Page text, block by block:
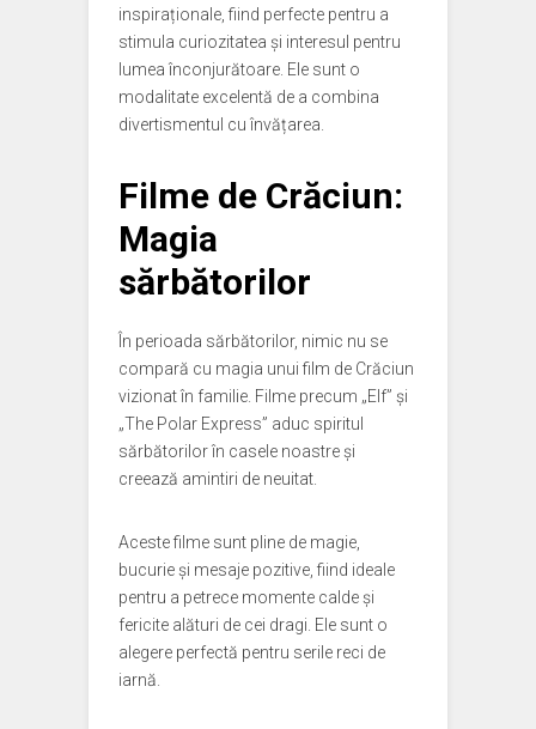
inspiraționale, fiind perfecte pentru a
stimula curiozitatea și interesul pentru
lumea înconjurătoare. Ele sunt o
modalitate excelentă de a combina
divertismentul cu învățarea.
Filme de Crăciun:
Magia
sărbătorilor
În perioada sărbătorilor, nimic nu se
compară cu magia unui film de Crăciun
vizionat în familie. Filme precum „Elf” și
„The Polar Express” aduc spiritul
sărbătorilor în casele noastre și
creează amintiri de neuitat.
Aceste filme sunt pline de magie,
bucurie și mesaje pozitive, fiind ideale
pentru a petrece momente calde și
fericite alături de cei dragi. Ele sunt o
alegere perfectă pentru serile reci de
iarnă.